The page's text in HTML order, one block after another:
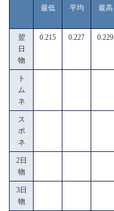
最低 平均 最高
翌
日
物
0.215 0.227 0.229
ト
ム
ネ
ス
ポ
ネ
2日
物
3日
物